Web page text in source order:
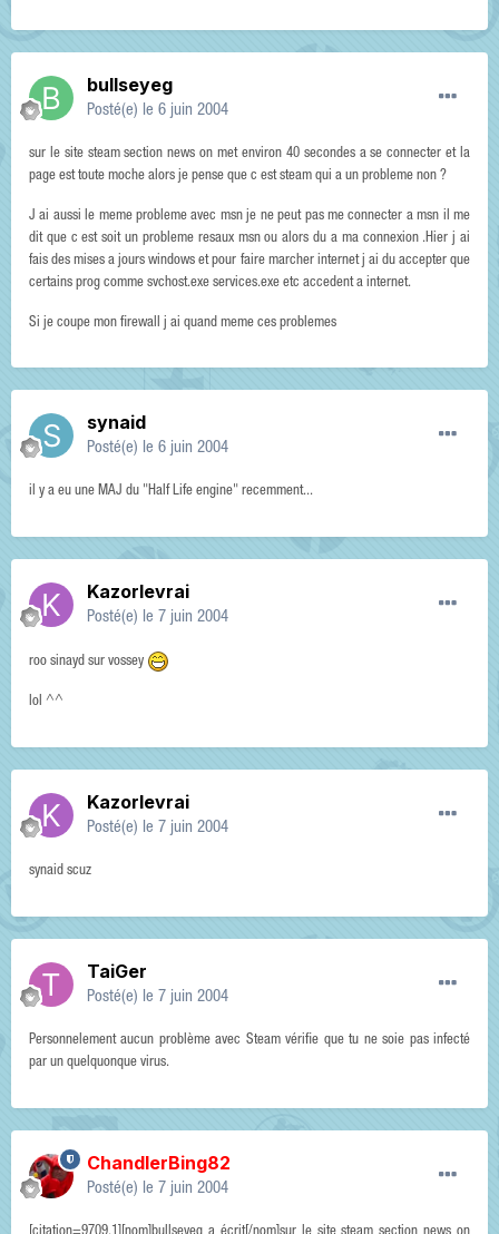
bullseyeg
Posté(e) le 6 juin 2004
sur le site steam section news on met environ 40 secondes a se connecter et la
page est toute moche alors je pense que c est steam qui a un probleme non ?
J ai aussi le meme probleme avec msn je ne peut pas me connecter a msn il me
dit que c est soit un probleme resaux msn ou alors du a ma connexion .Hier j ai
fais des mises a jours windows et pour faire marcher internet j ai du accepter que
certains prog comme svchost.exe services.exe etc accedent a internet.
Si je coupe mon firewall j ai quand meme ces problemes
synaid
Posté(e) le 6 juin 2004
il y a eu une MAJ du "Half Life engine" recemment...
Kazorlevrai
Posté(e) le 7 juin 2004
roo sinayd sur vossey
lol ^^
Kazorlevrai
Posté(e) le 7 juin 2004
synaid scuz
TaiGer
Posté(e) le 7 juin 2004
Personnelement aucun problème avec Steam vérifie que tu ne soie pas infecté
par un quelquonque virus.
ChandlerBing82
Posté(e) le 7 juin 2004